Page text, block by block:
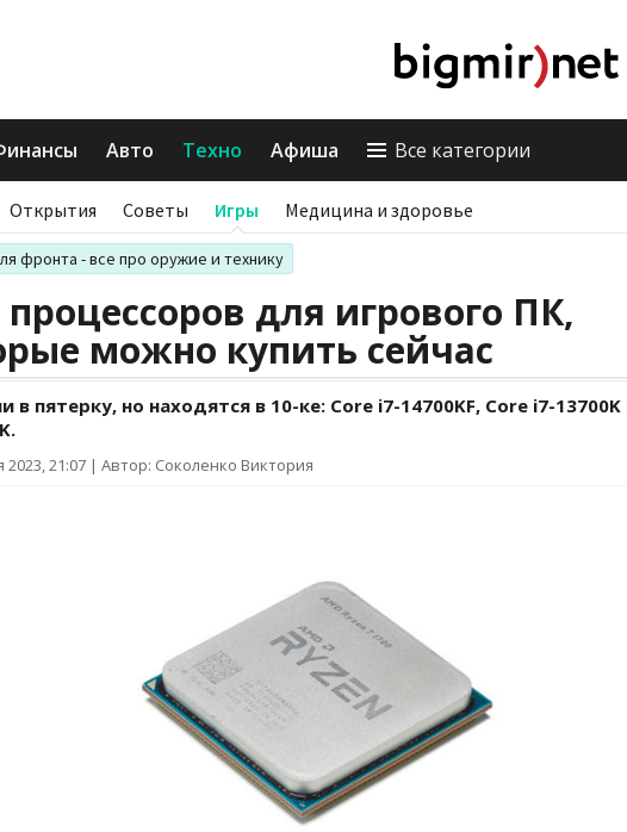
Авто Техно Афиша Все категории
Открытия Советы Игры Медицина и здоровье
фронта - все про оружие и технику
для игрового ПК,
можно купить сейчас
в пятерку, но находятся в 10-ке: Core i7-14700KF, Core i7-13700K
2023, 21:07 | Автор: Соколенко Виктория